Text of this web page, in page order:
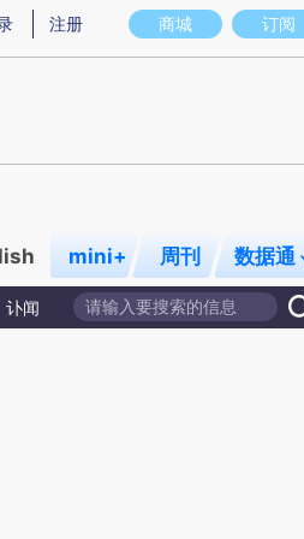
图存在偏差。不代表财新观点和立场。推
商城 订阅
注册
mini+ 周刊 数据通
讣闻